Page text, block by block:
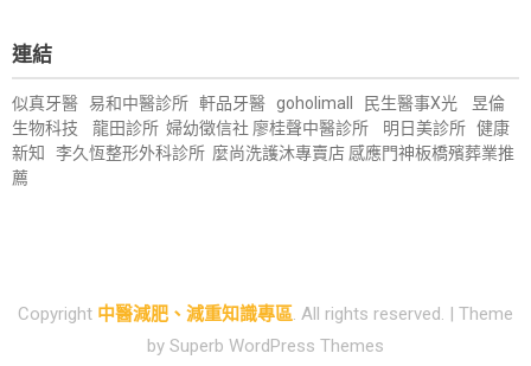
連結
似真牙醫 易和中醫診所 軒品牙醫 goholimall 民生醫事X光
昱倫
生物科技
龍田診所 婦幼徵信社 廖桂聲中醫診所 明日美診所 健康
新知
李久恆整形外科診所 麼尚洗護沐專賣店 感應門神板橋殯葬業推
薦
Copyright 中醫減肥、減重知識專區 . All rights reserved. | Theme
by Superb WordPress Themes